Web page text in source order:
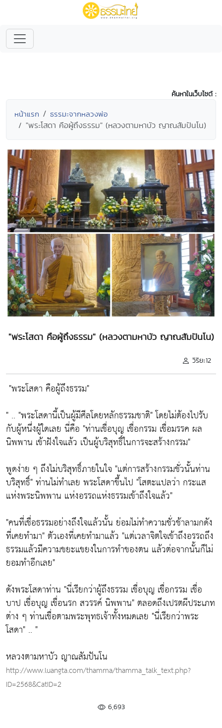
ค้นหาในเว็บไซต์ :
หน้าแรก ธรรมะจากหลวงพ่อ
"พระโสดา คือผู้ถึงธรรม" (หลวงตามหาบัว ญาณสัมปันโน)
"พระโสดา คือผู้ถึงธรรม" (หลวงตามหาบัว ญาณสัมปันโน)
วิริยะ12
"พระโสดา คือผู้ถึงธรรม"
" .. "พระโสดานี้เป็นผู้มีศีลโดยหลักธรรมชาติ"โดยไม่ต้องไปรับ
กับผู้หนึ่งผู้ใดเลย นี่คือ "ท่านเชื่อบุญ เชื่อกรรม เชื่อมรรค ผล
นิพพาน เข้าฝังใจแล้ว เป็นผู้บริสุทธิ์ในการจะสร้างกรรม"
พูดง่าย ๆ ถึงไม่บริสุทธิ์ภายในใจ "แต่การสร้างกรรมชั่วนั้นท่าน
บริสุทธิ์"ท่านไม่ทำเลย พระโสดาขึ้นไป "โสตะแปลว่า กระแส
แห่งพระนิพพาน แห่งอรรถแห่งธรรมเข้าถึงใจแล้ว"
"คนที่เชื่อธรรมอย่างถึงใจแล้วนั้น ย่อมไม่ทำความชั่วช้าลามกดัง
ที่เคยทำมา"ตัวเองที่เคยทำมาแล้ว "แต่เวลาจิตใจเข้าถึงอรรถถึง
ธรรมแล้วมีความขยะแขยงในการทำของตน แล้วต่อจากนั้นก็ไม่
ยอมทำอีกเลย"
ดังพระโสดาท่าน "นี่เรียกว่าผู้ถึงธรรม เชื่อบุญ เชื่อกรรม เชื่อ
บาป เชื่อบุญ เชื่อนรก สวรรค์ นิพพาน"ตลอดถึงเปรตผีประเภท
ต่าง ๆ ท่านเชื่อตามพระพุทธเจ้าทั้งหมดเลย "นี่เรียกว่าพระ
โสดา" .. "
หลวงตามหาบัว ญาณสัมปันโน
http://www.luangta.com/thamma/thamma_talk_text.php?
ID=2568&CatID=2
6,693